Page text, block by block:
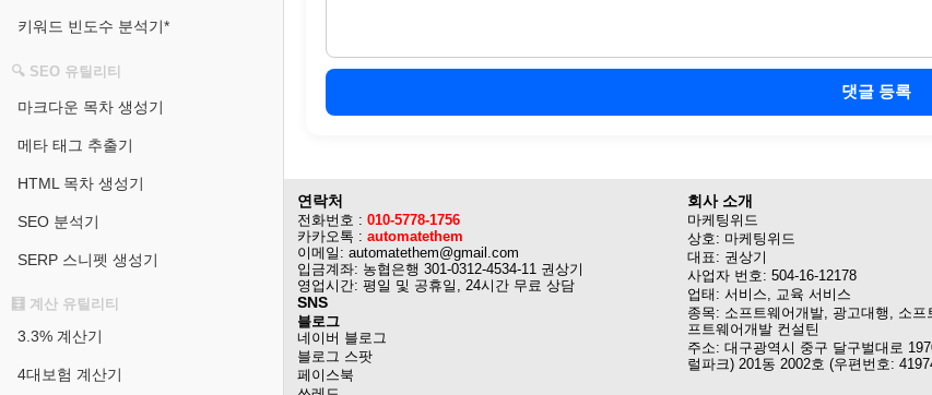
키워드 빈도수 분석기*
🔍 SEO 유틸리티
마크다운 목차 생성기
메타 태그 추출기
HTML 목차 생성기
SEO 분석기
SERP 스니펫 생성기
🧮 계산 유틸리티
3.3% 계산기
4대보험 계산기
댓글 등록
연락처
전화번호 : 010-5778-1756
카카오톡 : automatethem
이메일: automatethem@gmail.com
입금계좌: 농협은행 301-0312-4534-11 권상기
영업시간: 평일 및 공휴일, 24시간 무료 상담
SNS
블로그
네이버 블로그
블로그 스팟
페이스북
회사 소개
마케팅위드
상호: 마케팅위드
대표: 권상기
사업자 번호: 504-16-12178
업태: 서비스, 교육 서비스
종목: 소프트웨어개발, 광고대행, 소프
프트웨어개발 컨설틴
주소: 대구광역시 중구 달구벌대로
럴파크) 201동 2002호 (우편번호: